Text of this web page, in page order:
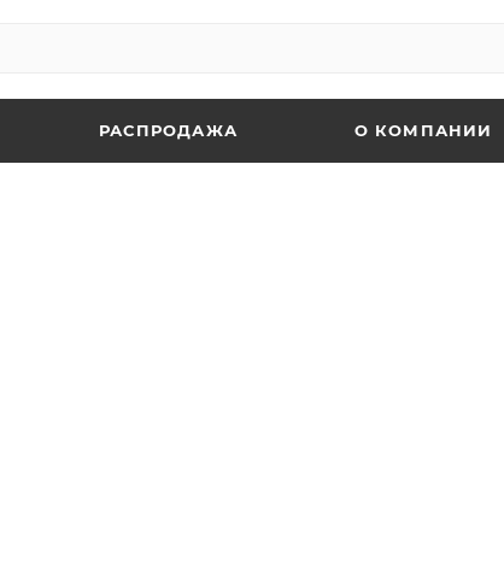
РАСПРОДАЖА О КОМПАНИИ